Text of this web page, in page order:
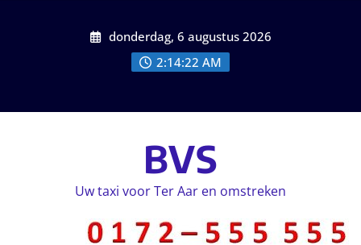
donderdag, 6 augustus 2026
2:14:22 AM
BVS
Uw taxi voor Ter Aar en omstreken